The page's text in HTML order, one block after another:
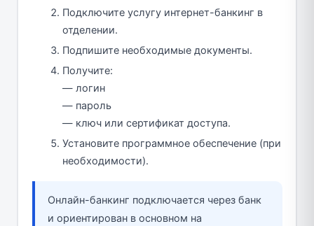
Подключите услугу интернет-банкинг в
отделении.
Подпишите необходимые документы.
Получите:
— логин
— пароль
— ключ или сертификат доступа.
Установите программное обеспечение (при
необходимости).
Онлайн-банкинг подключается через банк
и ориентирован в основном на